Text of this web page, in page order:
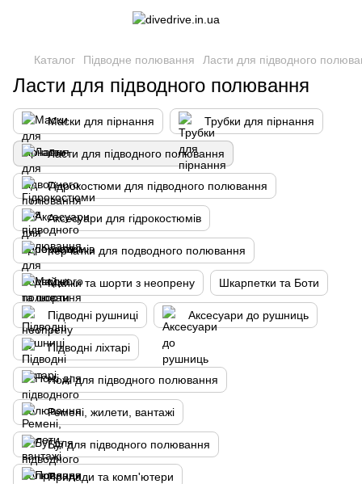
Каталог Підводне полювання Ласти для підводного
Ласти для підводного полювання
Маски для пірнання Трубки для пірнання
Ласти для підводного полювання
Гідрокостюми для підводного полювання
Аксесуари для гідрокостюмів
перчатки для подводного полювання
Майки та шорти з неопрену Шкарпетки та Боти
Підводні рушниці Аксесуари до рушниць
Підводні ліхтарі
Ножі для підводного полювання
Ремені, жилети, вантажі
Буї для підводного полювання
Прилади та комп'ютери